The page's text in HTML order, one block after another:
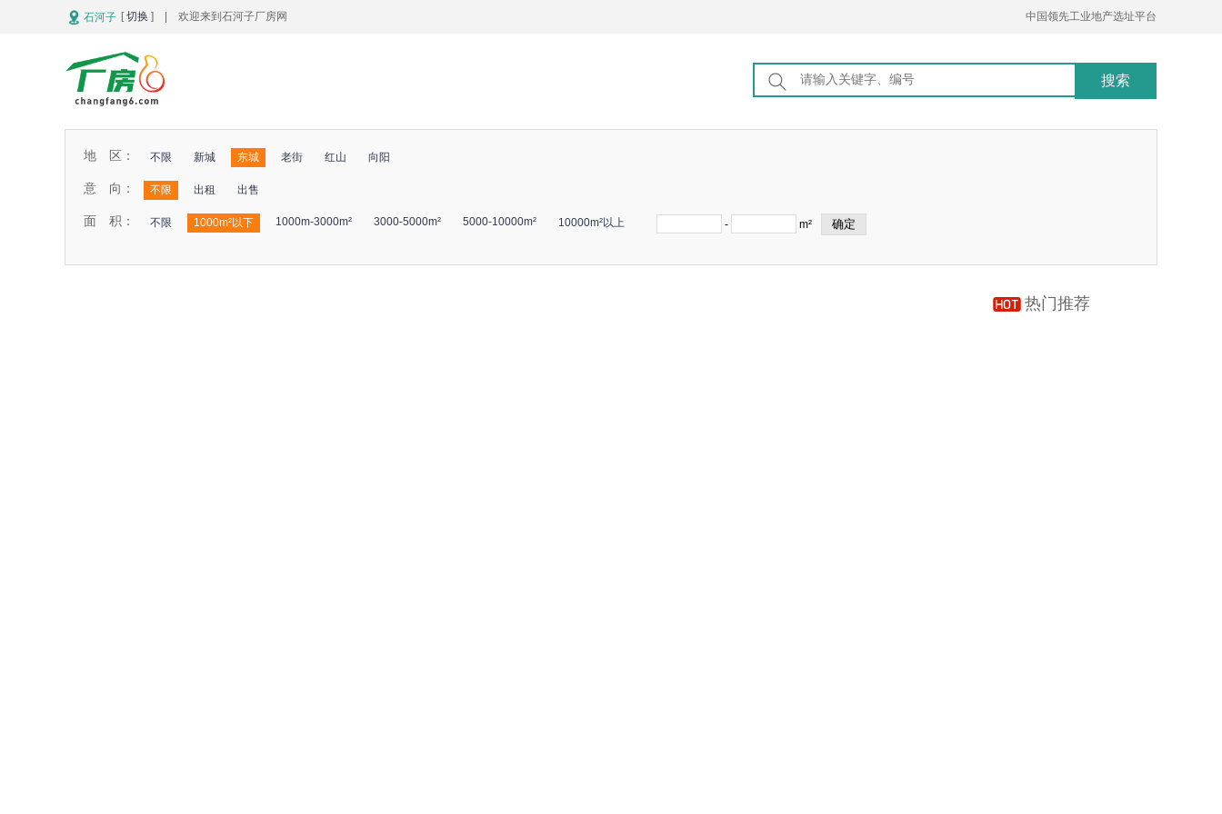
石河子 [ 切换 ] | 欢迎来到石河子厂房网 中国领先工业地产选址平台
地 区： 不限 新城 东城 老街 红山 向阳
意 向： 不限 出租 出售
面 积： 不限 1000m²以下 1000m-3000m² 3000-5000m² 5000-10000m² 10000m²以上 - m²
热门推荐